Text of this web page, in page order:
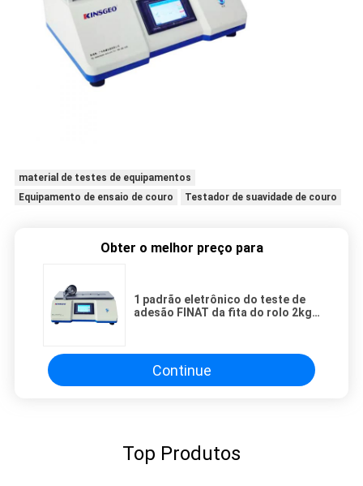
material de testes de equipamentos
Equipamento de ensaio de couro
Testador de suavidade de couro
Obter o melhor preço para
1 padrão eletrônico do teste de
adesão FINAT da fita do rolo 2kg
Continue
Top Produtos